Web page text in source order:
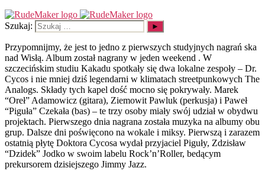
Szukaj:
Przypomnijmy, że jest to jedno z pierwszych studyjnych nagrań ska
nad Wisłą. Album został nagrany w jeden weekend . W
szczecińskim studiu Kakadu spotkały się dwa lokalne zespoły – Dr.
Cycos i nie mniej dziś legendarni w klimatach streetpunkowych The
Analogs. Składy tych kapel dość mocno się pokrywały. Marek
“Oreł” Adamowicz (gitara), Ziemowit Pawluk (perkusja) i Paweł
“Piguła” Czekała (bas) – te trzy osoby miały swój udział w obydwu
projektach. Pierwszego dnia nagrana została muzyka na albumy obu
grup. Dalsze dni poświęcono na wokale i miksy. Pierwszą i zarazem
ostatnią płytę Doktora Cycosa wydał przyjaciel Piguły, Zdzisław
“Dzidek” Jodko w swoim labelu Rock’n’Roller, bedącym
prekursorem dzisiejszego Jimmy Jazz.